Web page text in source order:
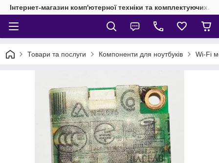
Інтернет-магазин комп'ютерної техніки та комплектуючих.
Товари та послуги Компоненти для ноутбуків Wi-Fi